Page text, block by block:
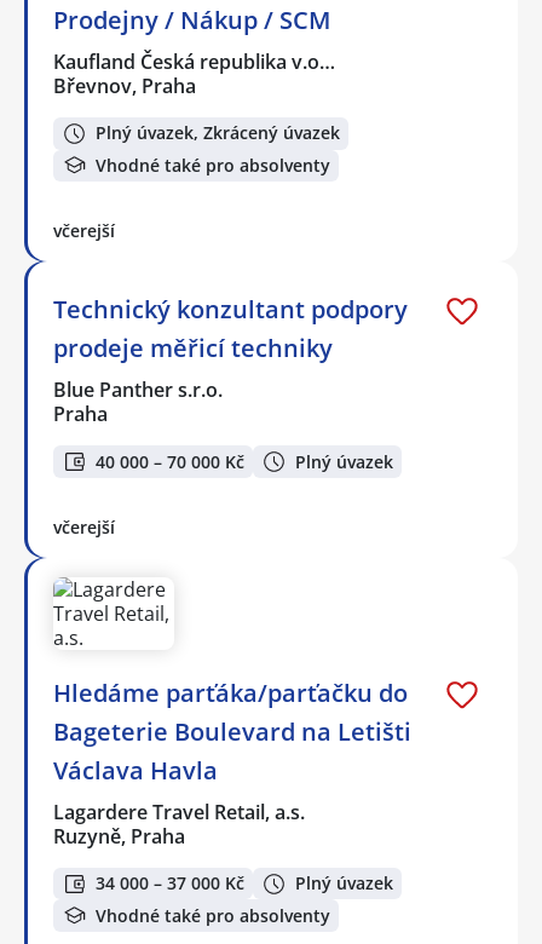
Prodejny / Nákup / SCM
Kaufland Česká republika v.o…
Břevnov, Praha
Plný úvazek, Zkrácený úvazek
Vhodné také pro absolventy
včerejší
Technický konzultant podpory
prodeje měřicí techniky
Blue Panther s.r.o.
Praha
40 000 – 70 000 Kč Plný úvazek
včerejší
Hledáme parťáka/parťačku do
Bageterie Boulevard na Letišti
Václava Havla
Lagardere Travel Retail, a.s.
Ruzyně, Praha
34 000 – 37 000 Kč
Plný úvazek
Vhodné také pro absolventy